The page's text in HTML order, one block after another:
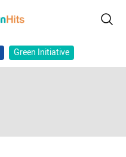
Green Initiative